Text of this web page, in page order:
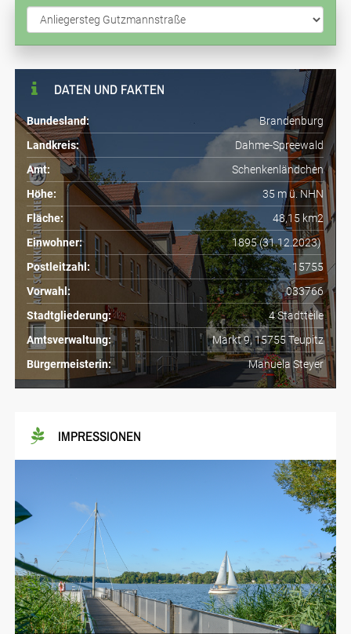
DATEN UND FAKTEN
Bundesland:
Brandenburg
Landkreis:
Dahme-Spreewald
Amt:
Schenkenländchen
Höhe:
35 m ü. NHN
Fläche:
48,15 km2
Einwohner:
1895 (31.12.2023)
Postleitzahl:
15755
Vorwahl:
033766
Stadtgliederung:
4 Stadtteile
Amtsverwaltung:
Markt 9, 15755 Teupitz
Bürgermeisterin:
Manuela Steyer
IMPRESSIONEN